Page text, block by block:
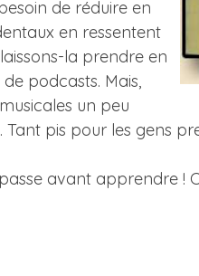
de réduire en
en ressentent
la prendre en
podcasts. Mais,
un peu
pis pour les gens
avant apprendre !